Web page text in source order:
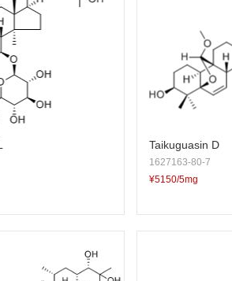
Taikuguasin D
1627163-80-7
¥5150/5mg